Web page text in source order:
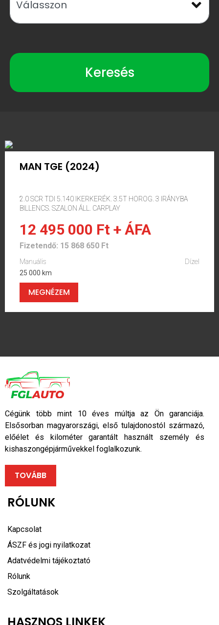
Keresés
MAN TGE (2024)
2.0 SCR TDI 5.140 IKERKERÉK. 3.5T HOROG. 3 IRÁNYBA
BILLENCS. SZALON ÁLL. CARPLAY
12 495 000 Ft + ÁFA
Fizetendő: 15 868 650 Ft
Manuális
Dízel
25 000 km
MEGNÉZEM
Cégünk több mint 10 éves múltja az Ön garanciája.
Elsősorban magyarországi, első tulajdonostól származó,
előélet és kilométer garantált használt személy és
kishaszongépjárművekkel foglalkozunk.
TOVÁBB
RÓLUNK
Kapcsolat
ÁSZF és jogi nyilatkozat
Adatvédelmi tájékoztató
Rólunk
Szolgáltatások
HASZNOS LINKEK